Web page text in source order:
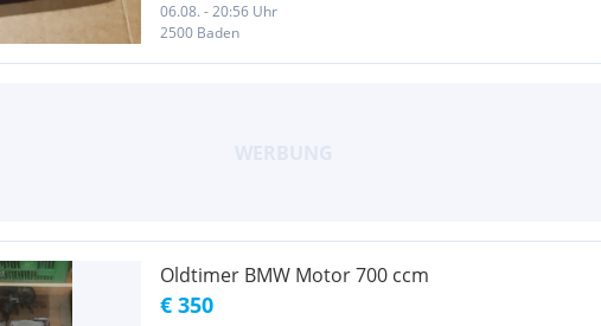
06.08. - 20:56 Uhr
2500 Baden
Oldtimer BMW Motor 700 ccm
€ 350